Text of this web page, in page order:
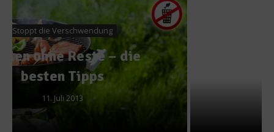
Rezepte
Rezept aus Chile: Alfajores